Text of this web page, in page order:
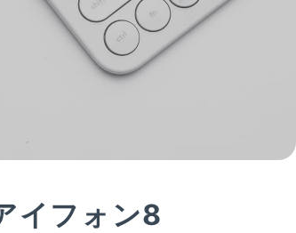
イフォン8